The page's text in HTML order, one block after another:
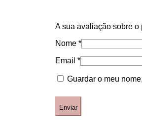
A sua avaliação sobre
Nome *
Email *
Guardar o meu